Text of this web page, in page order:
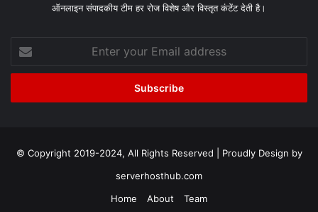
ऑनलाइन संपादकीय टीम हर रोज विशेष और विस्तृत कंटेंट देती है।
your
Email
© Copyright 2019-2024, All Rights Reserved | Proudly Design by
serverhosthub.com
Home
About Team